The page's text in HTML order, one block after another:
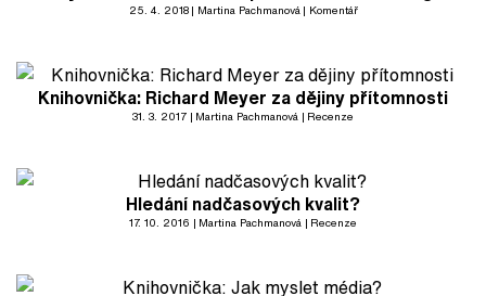
25. 4. 2018 Martina Pachmanová Komentář
Knihovnička: Richard Meyer za dějiny přítomnosti
31. 3. 2017 Martina Pachmanová Recenze
Hledání nadčasových kvalit?
17. 10. 2016 Martina Pachmanová Recenze